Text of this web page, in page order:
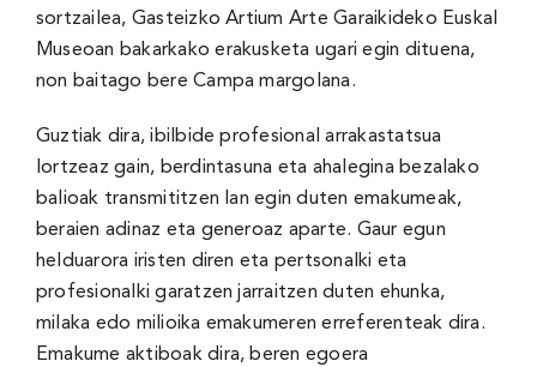
sortzailea, Gasteizko Artium Arte Garaikideko Euskal
Museoan bakarkako erakusketa ugari egin dituena,
non baitago bere Campa margolana.
Guztiak dira, ibilbide profesional arrakastatsua
lortzeaz gain, berdintasuna eta ahalegina bezalako
balioak transmititzen lan egin duten emakumeak,
beraien adinaz eta generoaz aparte. Gaur egun
helduarora iristen diren eta pertsonalki eta
profesionalki garatzen jarraitzen duten ehunka,
milaka edo milioika emakumeren erreferenteak dira.
Emakume aktiboak dira, beren egoera